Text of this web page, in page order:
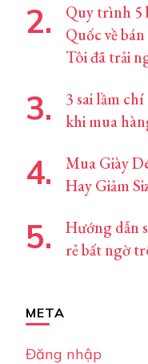
Quy trình 5
Quốc về
Tôi đã trải
3 sai lầm
khi mua
Mua Giày
Hay Giảm
Hướng dẫn
rẻ bất ngờ
META
Đăng nhập